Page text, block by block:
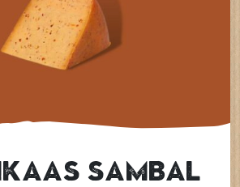
Sambal